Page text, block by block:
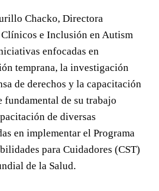
Chacko, Directora
e Inclusión en Autism
enfocadas en
temprana, la investigación
de derechos y la capacitación
fundamental de su trabajo
de diversas
en implementar el Programa
para Cuidadores (CST)
de la Salud.